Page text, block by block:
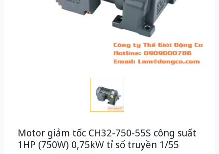
Motor giảm tốc CH32-750-55S công suất
1HP (750W) 0,75kW tỉ số truyền 1/55